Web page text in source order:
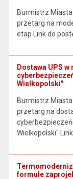
Burmistrz Miasta
przetarg na
etap Link do
Dostawa UPS
Wielkopolski"
Burmistrz Miasta
przetarg na
Wielkopolski"
formule